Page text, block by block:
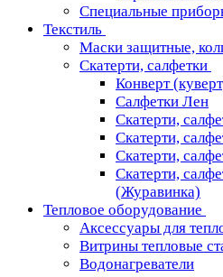
Специальные
Текстиль
Маски защитные,
Скатерти, салфетки
Конверт
Салфетки Лен
Скатерти,
Скатерти,
Скатерти,
Скатерти,
(Журавинка)
Тепловое оборудование
Аксессуары для
Витрины тепловые
Водонагреватели